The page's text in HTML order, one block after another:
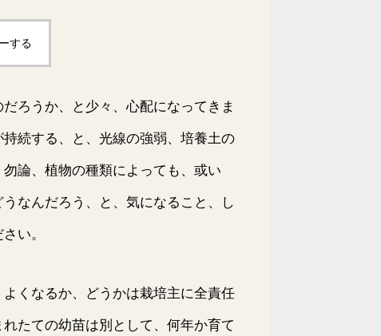
する
ろうか、と少々、心配になってきま
続する、と、光線の強弱、培養土の
論、植物の種類によっても、或い
なんだろう、と、気になること、し
い。
くなるか、どうかは栽培主に全責任
たての幼苗は別として、何年か育て